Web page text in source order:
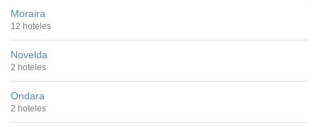
Moraira
12 hoteles
Novelda
2 hoteles
Ondara
2 hoteles